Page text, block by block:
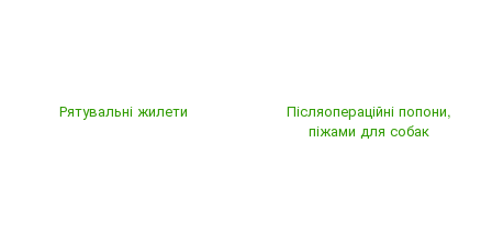
Рятувальні жилети
Післяопераційні попони,
піжами для собак